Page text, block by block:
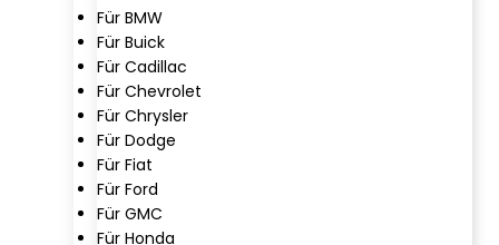
Für BMW
Für Buick
Für Cadillac
Für Chevrolet
Für Chrysler
Für Dodge
Für Fiat
Für Ford
Für GMC
Für Honda